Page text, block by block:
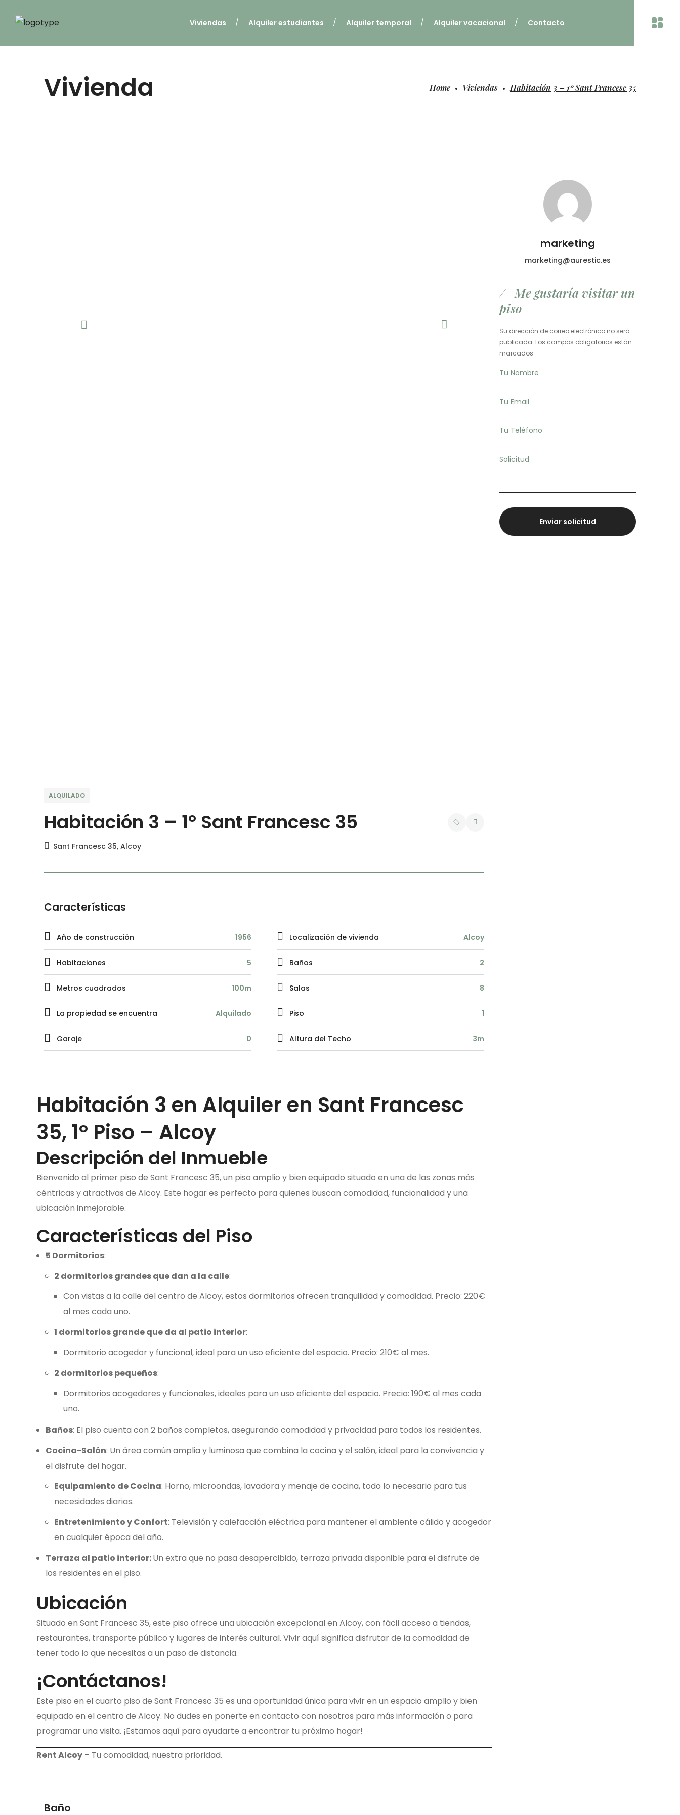
Viviendas Alquiler estudiantes Alquiler temporal Alquiler vacacional Contacto
Vivienda Home Viviendas Habitación 3 – 1º Sant Francesc 35
ALQUILADO
Habitación 3 – 1º Sant Francesc 35
Sant Francesc 35, Alcoy
Características
Año de construcción 1956 Localización de vivienda Alcoy
Habitaciones 5 Baños 2
Metros cuadrados 100m Salas 8
La propiedad se encuentra Alquilado Piso 1
Garaje 0 Altura del Techo 3m
Habitación 3 en Alquiler en Sant Francesc
35, 1º Piso – Alcoy
Descripción del Inmueble
Bienvenido al primer piso de Sant Francesc 35, un piso amplio y bien equipado situado en una de las zonas más
céntricas y atractivas de Alcoy. Este hogar es perfecto para quienes buscan comodidad, funcionalidad y una
ubicación inmejorable.
Características del Piso
5 Dormitorios:
2 dormitorios grandes que dan a la calle:
Con vistas a la calle del centro de Alcoy, estos dormitorios ofrecen tranquilidad y comodidad. Precio: 220€
al mes cada uno.
1 dormitorios grande que da al patio interior:
Dormitorio acogedor y funcional, ideal para un uso eficiente del espacio. Precio: 210€ al mes.
2 dormitorios pequeños:
Dormitorios acogedores y funcionales, ideales para un uso eficiente del espacio. Precio: 190€ al mes cada
uno.
Baños: El piso cuenta con 2 baños completos, asegurando comodidad y privacidad para todos los residentes.
Cocina-Salón: Un área común amplia y luminosa que combina la cocina y el salón, ideal para la convivencia y
el disfrute del hogar.
Equipamiento de Cocina: Horno, microondas, lavadora y menaje de cocina, todo lo necesario para tus
necesidades diarias.
Entretenimiento y Confort: Televisión y calefacción eléctrica para mantener el ambiente cálido y acogedor
en cualquier época del año.
Terraza al patio interior:Un extra que no pasa desapercibido, terraza privada disponible para el disfrute de
los residentes en el piso.
Ubicación
Situado en Sant Francesc 35, este piso ofrece una ubicación excepcional en Alcoy, con fácil acceso a tiendas,
restaurantes, transporte público y lugares de interés cultural. Vivir aquí significa disfrutar de la comodidad de
tener todo lo que necesitas a un paso de distancia.
¡Contáctanos!
Este piso en el cuarto piso de Sant Francesc 35 es una oportunidad única para vivir en un espacio amplio y bien
equipado en el centro de Alcoy. No dudes en ponerte en contacto con nosotros para más información o para
programar una visita. ¡Estamos aquí para ayudarte a encontrar tu próximo hogar!
Rent Alcoy – Tu comodidad, nuestra prioridad.
Baño
marketing
marketing@aurestic.es
Me gustaría visitar un
piso
Su dirección de correo electrónico no será
publicada. Los campos obligatorios están
marcados